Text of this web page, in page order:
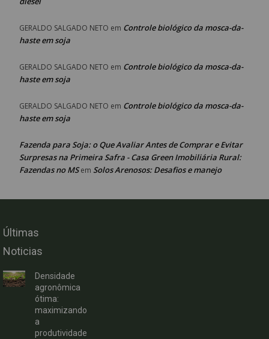
GERALDO SALGADO NETO em Controle biológico da mosca-da-
haste em soja
GERALDO SALGADO NETO em Controle biológico da mosca-da-
haste em soja
GERALDO SALGADO NETO em Controle biológico da mosca-da-
haste em soja
Fazenda para Soja: o Que Avaliar Antes de Comprar e Evitar
Surpresas na Primeira Safra - Casa Green Imobiliária Rural:
Fazendas no MSem Solos Arenosos: Desafios e manejo
Últimas
Noticias
Densidade
agronômica
ótima:
maximizando
a
produtividade